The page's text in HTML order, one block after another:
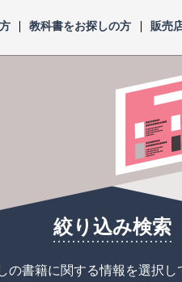
教科書をお探しの方 販売
絞り込み検索
の書籍に関する情報を選択し